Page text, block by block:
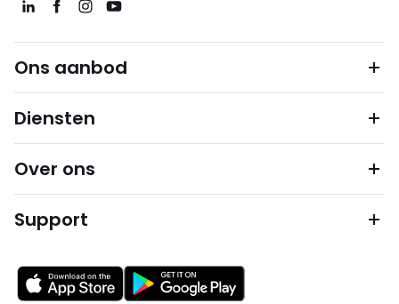
Ons aanbod
Diensten
Over ons
Support